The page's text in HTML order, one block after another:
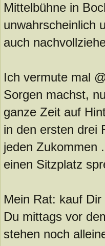
Mittelbühne in
unwahrscheinlich
auch
Ich vermute mal
Sorgen machst,
ganze Zeit auf
in den ersten drei
jeden Zukommen
einen Sitzplatz
Mein Rat: kauf
Du mittags vor
stehen noch